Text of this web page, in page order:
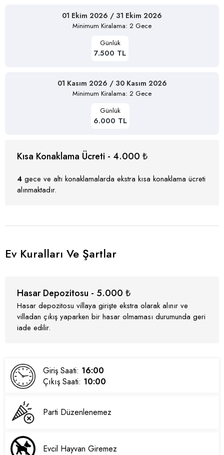
01 Ekim 2026 / 31 Ekim 2026
Minimum Kiralama: 2 Gece
Günlük
7.500 TL
01 Kasım 2026 / 30 Kasım 2026
Minimum Kiralama: 2 Gece
Günlük
6.000 TL
Kısa Konaklama Ücreti - 4.000 ₺
4 gece ve altı konaklamalarda ekstra kısa konaklama ücreti
alınmaktadır.
Ev Kuralları Ve Şartlar
Hasar Depozitosu - 5.000 ₺
Hasar depozitosu villaya girişte ekstra olarak alınır ve
villadan çıkış yaparken bir hasar olmaması durumunda geri
iade edilir.
Giriş Saati: 16:00
Çıkış Saati: 10:00
Parti Düzenlenemez
Evcil Hayvan Giremez